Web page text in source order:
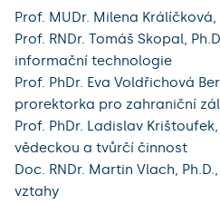
Prof. MUDr. Milena Králíčková,
Prof. RNDr. Tomáš Skopal,
informační technologie
Prof. PhDr. Eva Voldřichová
prorektorka pro zahraniční
Prof. PhDr. Ladislav
vědeckou a tvůrčí činnost
Doc. RNDr. Martin Vlach,
vztahy